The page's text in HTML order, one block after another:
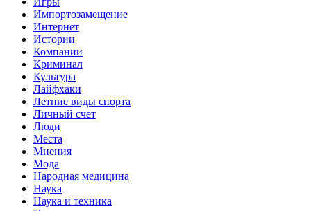
Импортозамещение
Интернет
Истории
Компании
Криминал
Культура
Лайфхаки
Летние виды спорта
Личный счет
Люди
Места
Мнения
Мода
Народная медицина
Наука
Наука и техника